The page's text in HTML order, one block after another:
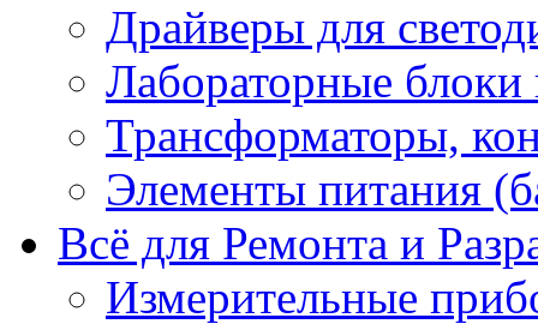
Драйверы для
Лабораторные блоки
Трансформаторы,
Элементы питания
Всё для Ремонта и
Измерительные